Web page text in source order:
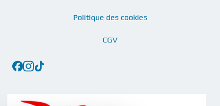
Politique des cookies
CGV